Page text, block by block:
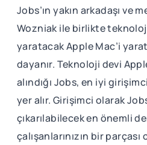
Jobs’ın yakın arkadaşı ve
Wozniak ile birlikte
yaratacak Apple Mac’i
dayanır. Teknoloji devi
alındığı Jobs, en iyi
yer alır. Girişimci olarak
çıkarılabilecek en önemli
çalışanlarınızın bir